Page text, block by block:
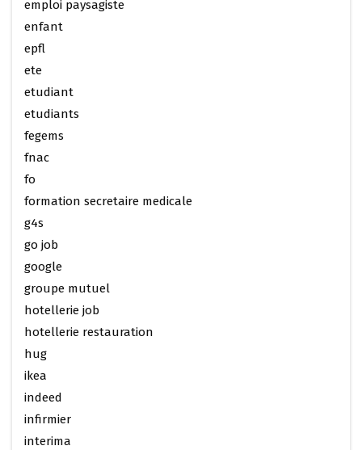
emploi paysagiste
enfant
epfl
ete
etudiant
etudiants
fegems
fnac
fo
formation secretaire medicale
g4s
go job
google
groupe mutuel
hotellerie job
hotellerie restauration
hug
ikea
indeed
infirmier
interima